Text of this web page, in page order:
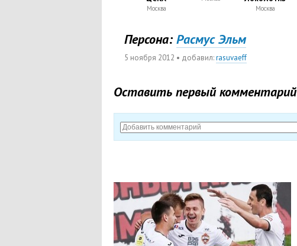
Москва Москва
Персона: Расмус Эльм
5 ноября 2012 • добавил:rasuvaeff
Оставить первый комментарий